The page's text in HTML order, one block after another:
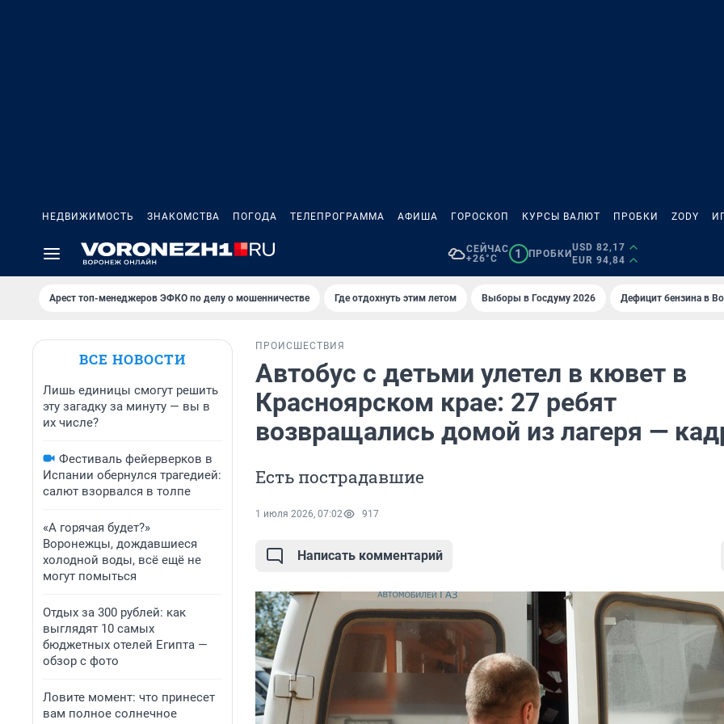
НЕДВИЖИМОСТЬ ЗНАКОМСТВА ПОГОДА ТЕЛЕПРОГРАММА АФИША ГОРОСКОП КУРСЫ ВАЛЮТ ПРОБКИ ZODY
СЕЙЧАС
+26°C
1 ПРОБКИ
USD 82,17
EUR 94,84
Арест топ-менеджеров ЭФКО по делу о мошенничестве Где отдохнуть этим летом Выборы в Госдуму 2026 Дефицит бензина в
ВСЕ НОВОСТИ
Лишь единицы смогут решить
эту загадку за минуту — вы в
их числе?
Фестиваль фейерверков в
Испании обернулся трагедией:
салют взорвался в толпе
«А горячая будет?»
Воронежцы, дождавшиеся
холодной воды, всё ещё не
могут помыться
Отдых за 300 рублей: как
выглядят 10 самых
бюджетных отелей Египта —
обзор с фото
Ловите момент: что принесет
вам полное солнечное
ПРОИСШЕСТВИЯ
Автобус с детьми улетел в кювет в
Красноярском крае: 27 ребят
возвращались домой из лагеря —
Есть пострадавшие
1 июля 2026, 07:02 917
Написать комментарий